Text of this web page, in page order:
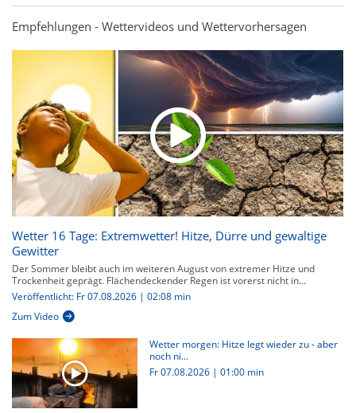
Empfehlungen - Wettervideos und Wettervorhersagen
Wetter 16 Tage: Extremwetter! Hitze, Dürre und gewaltige
Gewitter
Der Sommer bleibt auch im weiteren August von extremer Hitze und
Trockenheit geprägt. Flächendeckender Regen ist vorerst nicht in...
Veröffentlicht: Fr 07.08.2026 | 02:08 min
Zum Video
Wetter morgen: Hitze legt wieder zu - aber
noch ni...
Fr 07.08.2026 | 01:00 min